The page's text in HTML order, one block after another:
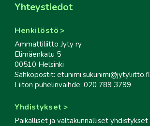
Yhteystiedot
Henkilöstö
Ammattiliitto Jyty ry
Elimäenkatu 5
00510 Helsinki
Sähköpostit: etunimi.sukunimi@jytyliitto.fi
Liiton puhelinvaihde: 020 789 3799
Yhdistykset
Paikalliset ja valtakunnalliset yhdistykset